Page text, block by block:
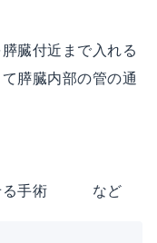
膵臓付近まで入れる
膵臓内部の管の通
せる手術 など